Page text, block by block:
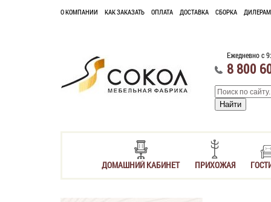
О КОМПАНИИ КАК ЗАКАЗАТЬ ОПЛАТА ДОСТАВКА СБОРКА ДИЛЕРАМ
Ежедневно с
8 800
ДОМАШНИЙ КАБИНЕТ ПРИХОЖАЯ